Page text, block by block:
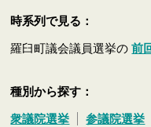
時系列で見る：
羅臼町議会議員選挙の前
種別から探す：
衆議院選挙 参議院選挙